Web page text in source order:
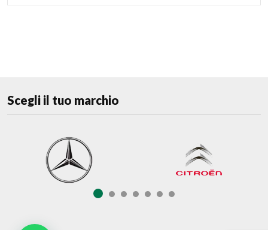
Scegli il tuo marchio